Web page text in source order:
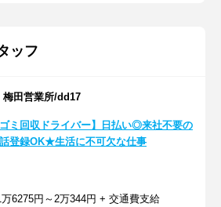
ッフ
梅田営業所/dd17
ゴミ回収ドライバー】日払い◎来社不要の
登録OK★生活に不可欠な仕事
万6275円～2万344円 + 交通費支給